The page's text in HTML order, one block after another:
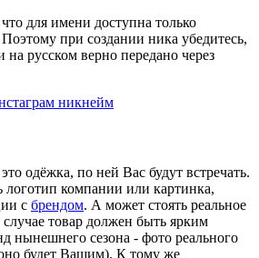
для имени доступна только
Поэтому при создании ника убедитесь,
на русском верно передано через
одёжка, по ней Вас будут встречать.
логотип компании или картинка,
с брендом. А может стоять реальное
товар должен быть ярким
нынешнего сезона - фото реального
будет Вашим). К тому же